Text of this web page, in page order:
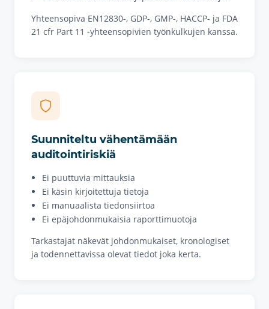
Yhteensopiva EN12830-, GDP-, GMP-, HACCP- ja FDA
21 cfr Part 11 -yhteensopivien työnkulkujen kanssa.
Suunniteltu vähentämään
auditointiriskiä
Ei puuttuvia mittauksia
Ei käsin kirjoitettuja tietoja
Ei manuaalista tiedonsiirtoa
Ei epäjohdonmukaisia raporttimuotoja
Tarkastajat näkevät johdonmukaiset, kronologiset
ja todennettavissa olevat tiedot joka kerta.